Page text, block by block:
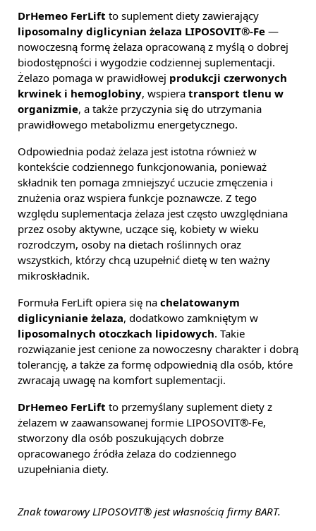
DrHemeo FerLift to suplement diety zawierający
liposomalny diglicynian żelaza LIPOSOVIT®-Fe —
nowoczesną formę żelaza opracowaną z myślą o dobrej
biodostępności i wygodzie codziennej suplementacji.
Żelazo pomaga w prawidłowej produkcji czerwonych
krwinek i hemoglobiny, wspiera transport tlenu w
organizmie, a także przyczynia się do utrzymania
prawidłowego metabolizmu energetycznego.
Odpowiednia podaż żelaza jest istotna również w
kontekście codziennego funkcjonowania, ponieważ
składnik ten pomaga zmniejszyć uczucie zmęczenia i
znużenia oraz wspiera funkcje poznawcze. Z tego
względu suplementacja żelaza jest często uwzględniana
przez osoby aktywne, uczące się, kobiety w wieku
rozrodczym, osoby na dietach roślinnych oraz
wszystkich, którzy chcą uzupełnić dietę w ten ważny
mikroskładnik.
Formuła FerLift opiera się na chelatowanym
diglicynianie żelaza, dodatkowo zamkniętym w
liposomalnych otoczkach lipidowych. Takie
rozwiązanie jest cenione za nowoczesny charakter i dobrą
tolerancję, a także za formę odpowiednią dla osób, które
zwracają uwagę na komfort suplementacji.
DrHemeo FerLift to przemyślany suplement diety z
żelazem w zaawansowanej formie LIPOSOVIT®-Fe,
stworzony dla osób poszukujących dobrze
opracowanego źródła żelaza do codziennego
uzupełniania diety.
Znak towarowy LIPOSOVIT® jest własnością firmy BART.